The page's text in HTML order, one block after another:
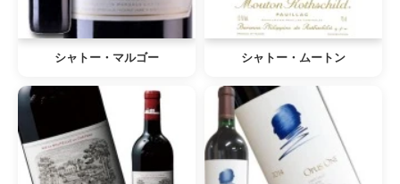
シャトー・マルゴー シャトー・ムートン